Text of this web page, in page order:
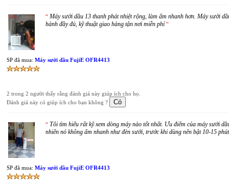
“ Máy sưởi dầu 13 thanh phát nhiệt rộng, làm ấm nhanh hơn. Máy sưởi
hành đầy đủ, kỹ thuật giao hàng tận nơi miễn phí ”
SP đã mua: Máy sưởi dầu FujiE OFR4413
2 trong 2 người thấy rằng đánh giá này giúp ích cho họ.
Đánh giá này có giúp ích cho bạn không ?
“ Tôi tìm hiểu rất kỹ xem dòng máy nào tốt nhất. Ưu điểm của máy sưởi
nhiên nó không ấm nhanh như đèn sưởi, trước khi dùng nên bật 10-15
SP đã mua: Máy sưởi dầu FujiE OFR4413